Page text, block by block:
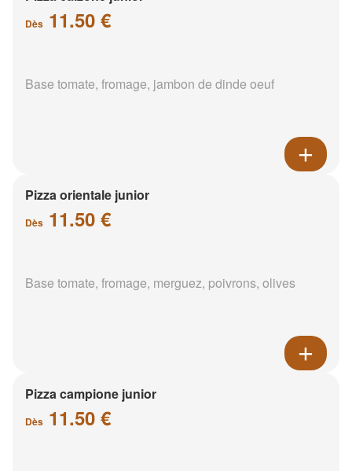
Dès 11.50 €
Base tomate, fromage, jambon de dinde oeuf
Pizza orientale junior
Dès 11.50 €
Base tomate, fromage, merguez, poivrons, olives
Pizza campione junior
Dès 11.50 €